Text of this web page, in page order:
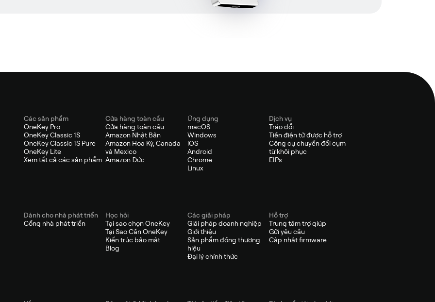
Các sản phẩm
OneKey Pro
OneKey Classic 1S
OneKey Classic 1S Pure
OneKey Lite
Xem tất cả các sản phẩm
Cửa hàng toàn cầu
Cửa hàng toàn cầu
Amazon Nhật Bản
Amazon Hoa Kỳ, Canada
và Mexico
Amazon Đức
Ứng dụng
macOS
Windows
iOS
Android
Chrome
Linux
Dịch vụ
Tráo đổi
Tiền điện tử được hỗ trợ
Công cụ chuyển đổi cụm
từ khôi phục
EIPs
Dành cho nhà phát triển
Cổng nhà phát triển
Học hỏi
Tại sao chọn OneKey
Tại Sao Cần OneKey
Kiến trúc bảo mật
Blog
Các giải pháp
Giải pháp doanh nghiệp
Giới thiệu
Sản phẩm đồng thương
hiệu
Đại lý chính thức
Hỗ trợ
Trung tâm trợ giúp
Gửi yêu cầu
Cập nhật firmware